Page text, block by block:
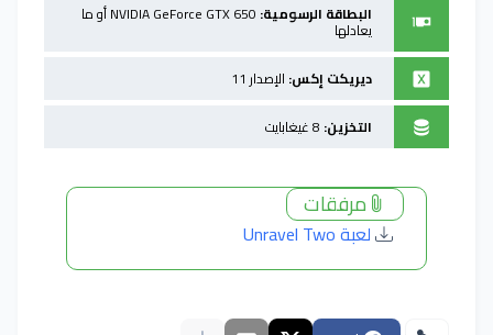
البطاقة الرسومية:
NVIDIA GeForce GTX 650 أو ما
يعادلها
ديريكت إكس: الإصدار 11
التخزين:
مرفقات
لعبة Unravel Two